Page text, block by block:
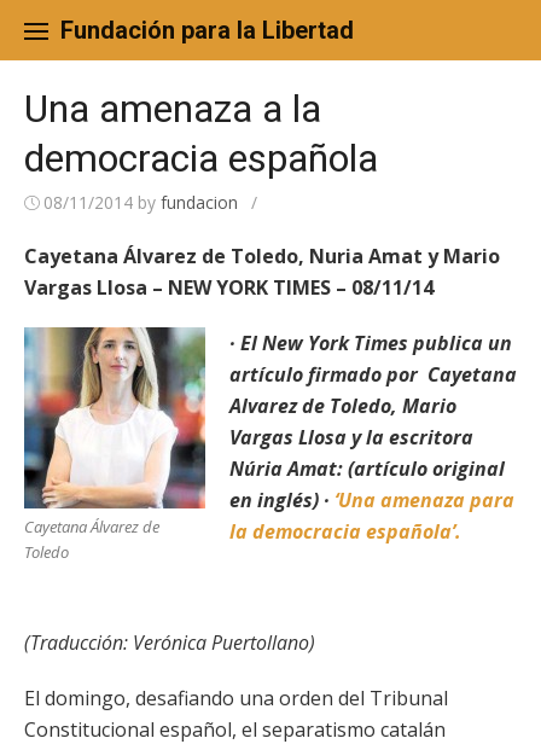
content
Fundación para la Libertad
Una amenaza a la
democracia española
08/11/2014 by fundacion /
Cayetana Álvarez de Toledo, Nuria Amat y Mario
Vargas Llosa – NEW YORK TIMES – 08/11/14
Cayetana Álvarez de
Toledo
· El New York Times publica un
artículo firmado por Cayetana
Alvarez de Toledo, Mario
Vargas Llosa y la escritora
Núria Amat: (artículo original
en inglés) · ‘Una amenaza para
la democracia española’.
(Traducción: Verónica Puertollano)
El domingo, desafiando una orden del Tribunal
Constitucional español, el separatismo catalán